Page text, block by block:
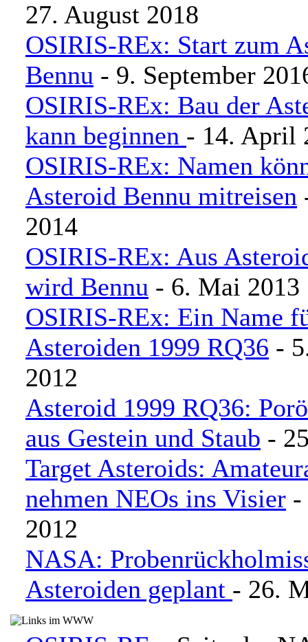
27. August 2018
OSIRIS-REx: Start zum
Bennu - 9. September
OSIRIS-REx: Bau der
kann beginnen - 14. April
OSIRIS-REx: Namen
Asteroid Bennu mitreisen
2014
OSIRIS-REx: Aus
wird Bennu - 6. Mai 2013
OSIRIS-REx: Ein Name
Asteroiden 1999 RQ36 -
2012
Asteroid 1999 RQ36:
aus Gestein und Staub -
Target Asteroids:
nehmen NEOs ins Visier -
2012
NASA:
Asteroiden geplant - 26.